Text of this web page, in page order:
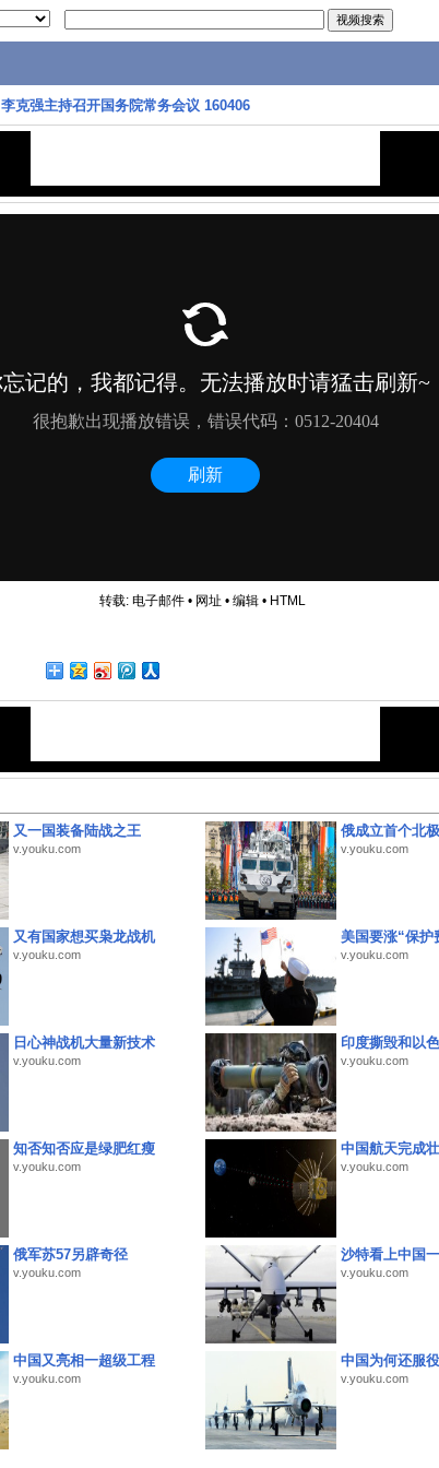
李克强主持召开国务院常务会议 160406
转载: 电子邮件• 网址 • 编辑• HTML
又一国装备陆战之王
v.youku.com
俄成立首个北
v.youku.com
又有国家想买枭龙战机
v.youku.com
美国要涨“保护
v.youku.com
日心神战机大量新技术
v.youku.com
印度撕毁和以
v.youku.com
知否知否应是绿肥红瘦
v.youku.com
中国航天完成
v.youku.com
俄军苏57另辟奇径
v.youku.com
沙特看上中国
v.youku.com
中国又亮相一超级工程
v.youku.com
中国为何还服
v.youku.com